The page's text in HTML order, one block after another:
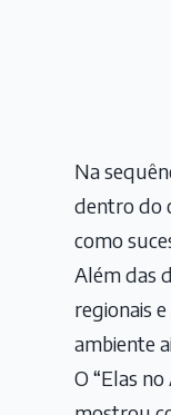
Na
dentro do
como
Além das
regionais
ambiente
O “Elas